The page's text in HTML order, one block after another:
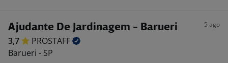
Ajudante De Jardinagem - Barueri 5 ago
3,7
PROSTAFF
Barueri - SP